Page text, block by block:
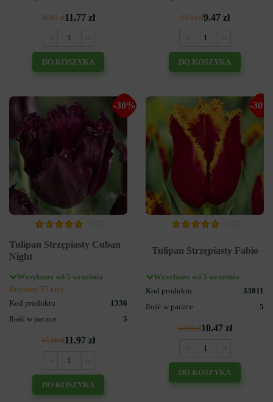
16.81 zł11.77 zł
DO KOSZYKA
13.53 zł9.47 zł
DO KOSZYKA
-30%
Tulipan Strzępiasty Cuban
Night
Wysyłamy od 5 września
Kupiony 55 razy
Kod produktu
1336
Ilość w paczce
5
17.10 zł11.97 zł
DO KOSZYKA
-30%
Tulipan Strzępiasty Fabio
Wysyłamy od 5 września
Kod produktu
33811
Ilość w paczce
5
14.96 zł10.47 zł
DO KOSZYKA